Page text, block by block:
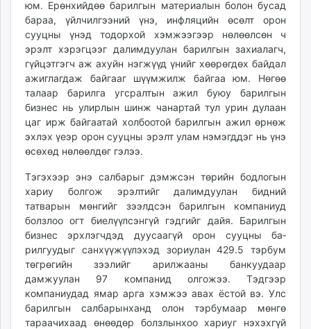
юм. Ерөнхийдөө барилгын материалын болон бусад
бараа, үйлчилгээний үнэ, инфляцийн өсөлт орон
сууцны үнэд тодорхой хэмжээгээр нөлөөлсөн ч
эрэлт хэрэгцээг далимдуулан барилгын захиалагч,
гүйцэтгэгч аж ахуйн нэгжүүд үнийг хөөрөгдөх байдал
ажиглагдаж байгааг шүүм­жилж байгаа юм. Нөгөө
талаар барилга угсралтын ажил буюу барилгын
бизнес нь улирлын шинж чанартай тул урин дулаан
цаг ирж байгаатай холбоотой барилгын ажил өрнөж
эхлэх үеэр орон сууцны эрэлт улам нэмэгддэг нь үнэ
өсөхөд нөлөөлдөг гэлээ.
Тэгэхээр энэ салбарыг дэмж­сэн төрийн бодлогын
хариу болгож эрэлтийг далимдуулан бидний
татварын мөнгийг зээлд­сэн барилгын компаниуд
болз­лоо огт биелүүлсэнгүй гэд­гийг дайя. Барилгын
бизнес эрх­лэгчдэд дуусаагүй орон сууцны ба­
рилгуудыг санхүүжүүлэхэд зо­риулан 429.5 тэрбум
төгрөгийн зээлийг арилжааны банкуудаар
дамжуулан 97 компанид олгожээ. Тэдгээр
компаниудад ямар арга хэмжээ авах ёстой вэ. Улс
барилгын салбарынханд олон тэрбумаар мөнгө
тараачихаад өнөөдөр болзлынхоо хариуг нэхэхгүй